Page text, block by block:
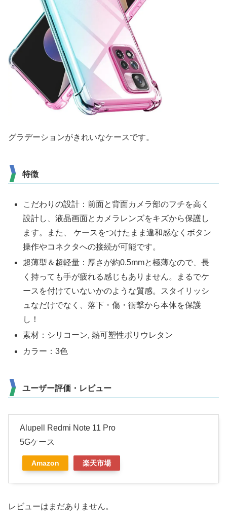
グラデーションがきれいなケースです。
特徴
こだわりの設計：前面と背面カメラ部のフチを高く
設計し、液晶画面とカメラレンズをキズから保護し
ます。また、 ケースをつけたまま違和感なくボタン
操作やコネクタへの接続が可能です。
超薄型＆超軽量：厚さが約0.5mmと極薄なので、長
く持っても手が疲れる感じもありません。まるでケ
ースを付けていないかのような質感。スタイリッシ
ュなだけでなく、落下・傷・衝撃から本体を保護
し！
素材：シリコーン, 熱可塑性ポリウレタン
カラー：3色
ユーザー評価・レビュー
Alupell Redmi Note 11 Pro
5Gケース
Amazon 楽天市場
レビューはまだありません。